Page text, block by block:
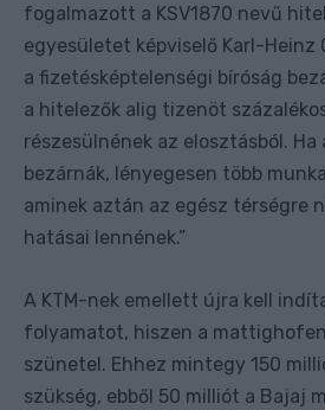
fogalmazott a KSV1870 nevű
egyesületet képviselő Karl-Heinz
a fizetésképtelenségi bíróság
a hitelezők alig tizenöt
részesülnének az elosztásból.
bezárnák, lényegesen több
aminek aztán az egész térségre
hatásai lennének.”
A KTM-nek emellett újra kell
folyamatot, hiszen a
szünetel. Ehhez mintegy 150
szükség, ebből 50 milliót a Bajaj